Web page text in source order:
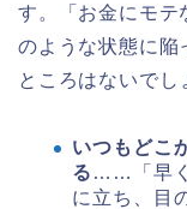
す。「お金にモテ
のような状態に陥
ところはないでし
いつもどこ
る ……「早く
に立ち、目